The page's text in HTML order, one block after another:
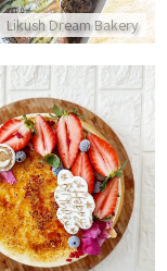
Likush Dream Bakery
עוגת קרם
התקשר/י